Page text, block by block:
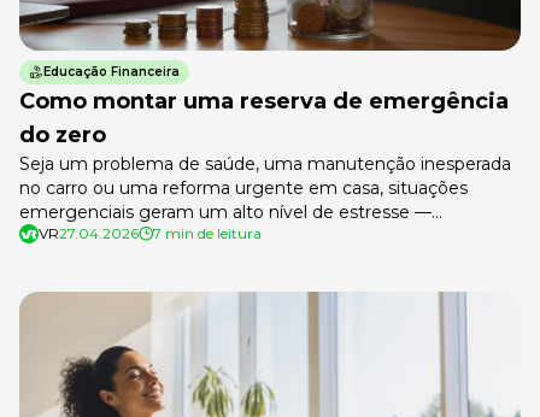
Educação Financeira
Como montar uma reserva de emergência
do zero
Seja um problema de saúde, uma manutenção inesperada
no carro ou uma reforma urgente em casa, situações
emergenciais geram um alto nível de estresse —
principalmente quando não se tem preparo financeiro. Para
para você e […]
VR27.04.2026 7 min de leitura